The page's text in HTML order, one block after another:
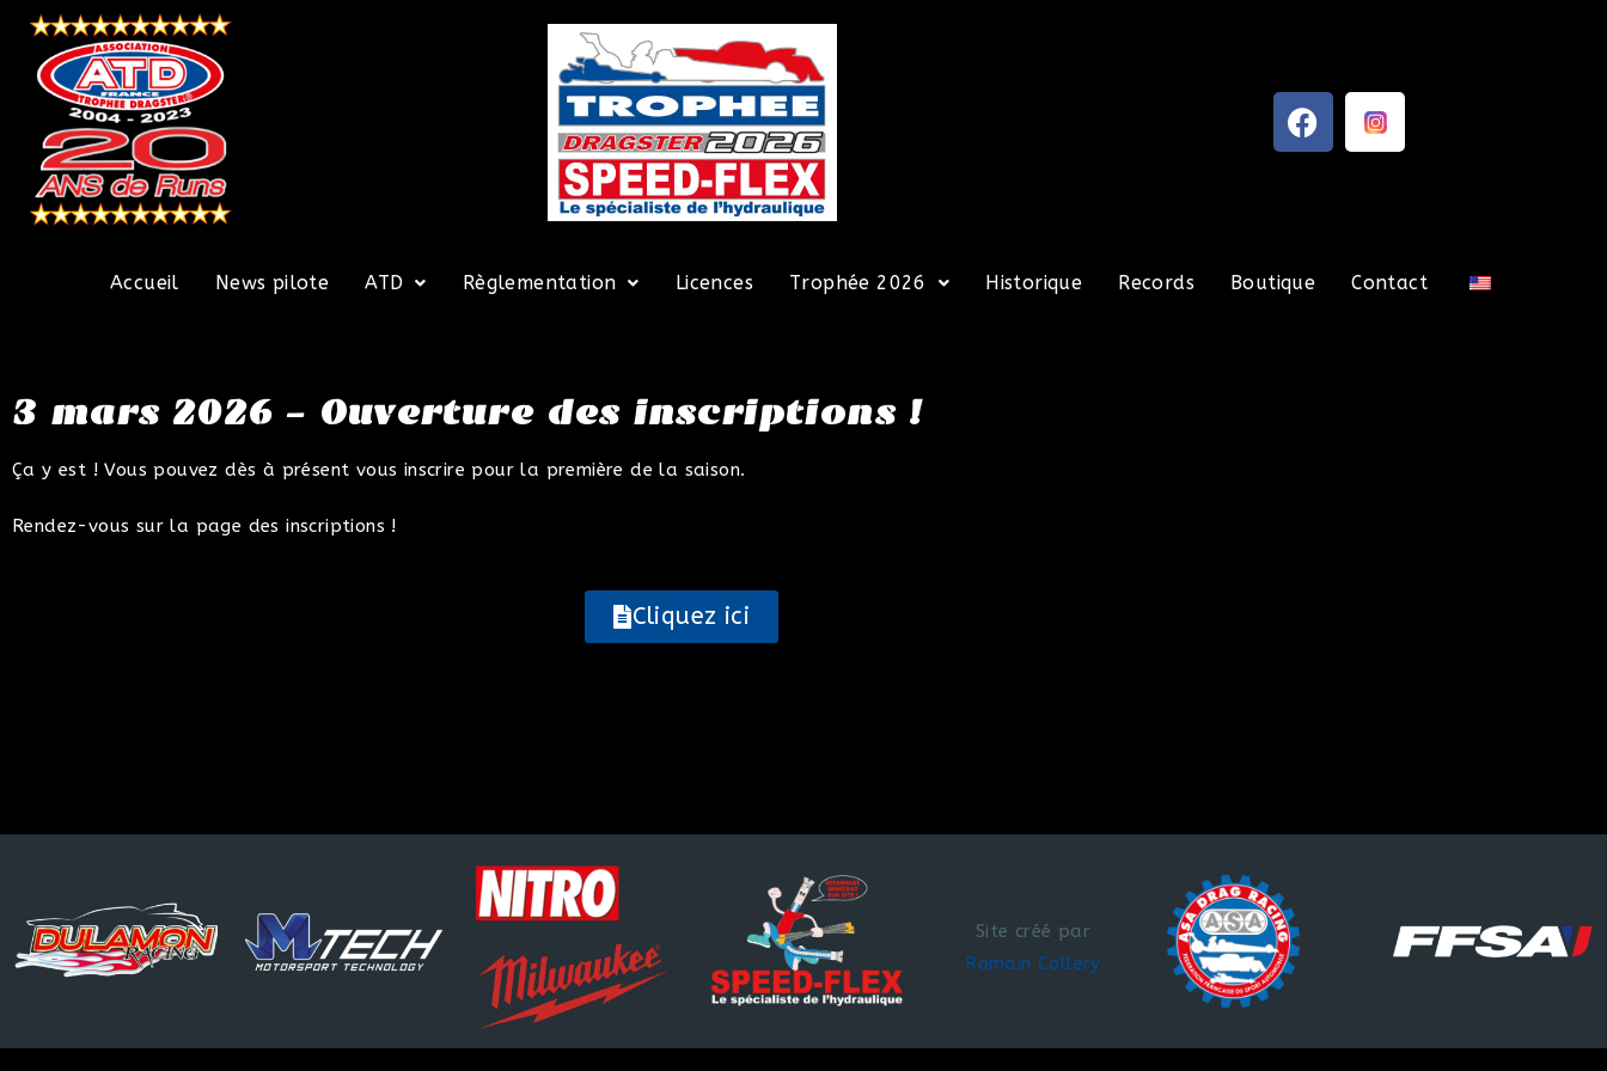
Accueil News pilote ATD Règlementation Licences Trophée 2026 Historique Records Boutique Contact
3 mars 2026 – Ouverture des inscriptions !
Ça y est ! Vous pouvez dès à présent vous inscrire pour la première de la saison.
Rendez-vous sur la page des inscriptions !
Cliquez ici
Site créé par
Romain Collery